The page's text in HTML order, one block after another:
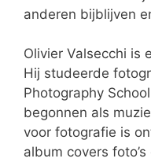
anderen bijblijven
Olivier Valsecchi is
Hij studeerde
Photography
begonnen als
voor fotografie is
album covers